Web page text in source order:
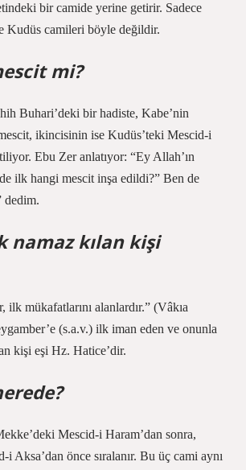
bir camide yerine getirir. Sadece
Kudüs camileri böyle değildir.
mi?
Buhari’deki bir hadiste, Kabe’nin
ikincisinin ise Kudüs’teki Mescid-i
Ebu Zer anlatıyor: “Ey Allah’ın
ilk hangi mescit inşa edildi?” Ben de
dedim.
namaz kılan kişi
mükafatlarını alanlardır.” (Vâkıa
(s.a.v.) ilk iman eden ve onunla
kişi eşi Hz. Hatice’dir.
Mescid-i Haram’dan sonra,
Aksa’dan önce sıralanır. Bu üç cami aynı